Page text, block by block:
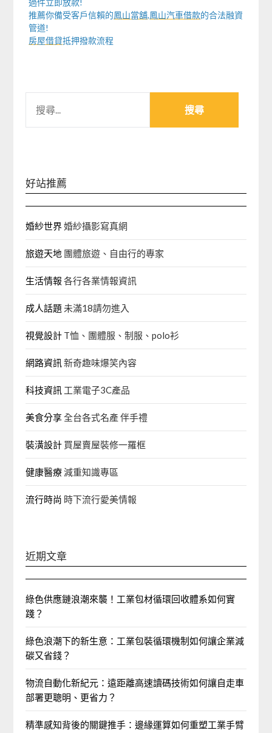
過件立即放款!
推薦你備受客戶信賴的鳳山當舖,鳳山汽車借款的合法融資
管道!
房屋借貸抵押撥款流程
關
好站推薦
婚紗世界婚紗攝影寫真網
旅遊天地 團體旅遊、自由行的專家‎
生活情報 各行各業情報資訊
成人話題 未滿18請勿進入
視覺設計 T恤、團體服、制服、polo衫
網路資訊 新奇趣味爆笑內容
科技資訊 工業電子3C產品
美食分享全台各式名產 伴手禮
裝潢設計 買屋賣屋裝修一羅框
健康醫療減重知識專區
流行時尚 時下流行愛美情報
近期文章
綠色供應鏈浪潮來襲！工業包材循環回收體系如何實
踐？
綠色浪潮下的新生意：工業包裝循環機制如何讓企業減
碳又省錢？
物流自動化新紀元：遠距離高速讀碼技術如何讓自走車
部署更聰明、更省力？
精準感知背後的關鍵推手：邊緣運算如何重塑工業手臂